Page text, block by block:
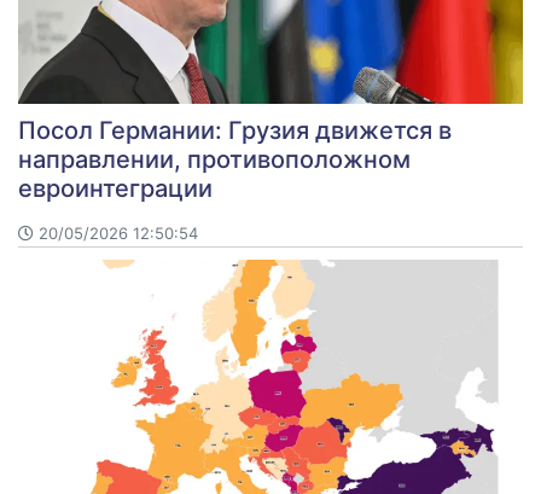
Посол Германии: Грузия движется в
направлении, противоположном
евроинтеграции
20/05/2026 12:50:54